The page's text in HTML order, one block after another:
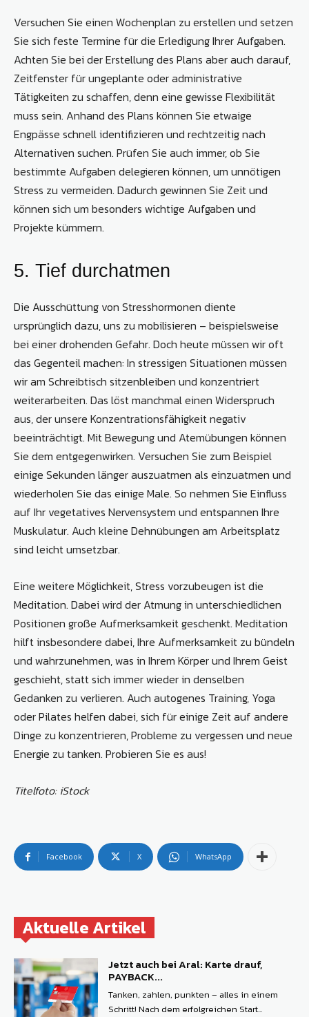
Versuchen Sie einen Wochenplan zu erstellen und setzen
Sie sich feste Termine für die Erledigung Ihrer Aufgaben.
Achten Sie bei der Erstellung des Plans aber auch darauf,
Zeitfenster für ungeplante oder administrative
Tätigkeiten zu schaffen, denn eine gewisse Flexibilität
muss sein. Anhand des Plans können Sie etwaige
Engpässe schnell identifizieren und rechtzeitig nach
Alternativen suchen. Prüfen Sie auch immer, ob Sie
bestimmte Aufgaben delegieren können, um unnötigen
Stress zu vermeiden. Dadurch gewinnen Sie Zeit und
können sich um besonders wichtige Aufgaben und
Projekte kümmern.
5. Tief durchatmen
Die Ausschüttung von Stresshormonen diente
ursprünglich dazu, uns zu mobilisieren – beispielsweise
bei einer drohenden Gefahr. Doch heute müssen wir oft
das Gegenteil machen: In stressigen Situationen müssen
wir am Schreibtisch sitzenbleiben und konzentriert
weiterarbeiten. Das löst manchmal einen Widerspruch
aus, der unsere Konzentrationsfähigkeit negativ
beeinträchtigt. Mit Bewegung und Atemübungen können
Sie dem entgegenwirken. Versuchen Sie zum Beispiel
einige Sekunden länger auszuatmen als einzuatmen und
wiederholen Sie das einige Male. So nehmen Sie Einfluss
auf Ihr vegetatives Nervensystem und entspannen Ihre
Muskulatur. Auch kleine Dehnübungen am Arbeitsplatz
sind leicht umsetzbar.
Eine weitere Möglichkeit, Stress vorzubeugen ist die
Meditation. Dabei wird der Atmung in unterschiedlichen
Positionen große Aufmerksamkeit geschenkt. Meditation
hilft insbesondere dabei, Ihre Aufmerksamkeit zu bündeln
und wahrzunehmen, was in Ihrem Körper und Ihrem Geist
geschieht, statt sich immer wieder in denselben
Gedanken zu verlieren. Auch autogenes Training, Yoga
oder Pilates helfen dabei, sich für einige Zeit auf andere
Dinge zu konzentrieren, Probleme zu vergessen und neue
Energie zu tanken. Probieren Sie es aus!
Titelfoto: iStock
Facebook X WhatsApp
Aktuelle Artikel
Jetzt auch bei Aral: Karte drauf,
PAYBACK...
Tanken, zahlen, punkten – alles in einem
Schritt! Nach dem erfolgreichen Start...